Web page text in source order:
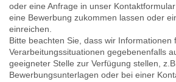
oder eine Anfrage in unser
eine Bewerbung zukommen lassen oder
einreichen.
Bitte beachten Sie, dass wir Informationen
Verarbeitungssituationen gegebenenfalls
geeigneter Stelle zur Verfügung stellen,
Bewerbungsunterlagen oder bei einer